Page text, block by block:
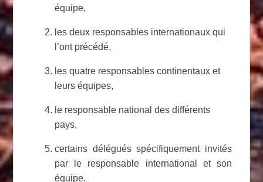
équipe,
les deux responsables internationaux qui
l’ont précédé,
les quatre responsables continentaux et
leurs équipes,
le responsable national des différents
pays,
certains délégués spécifiquement invités
par le responsable international et son
équipe.